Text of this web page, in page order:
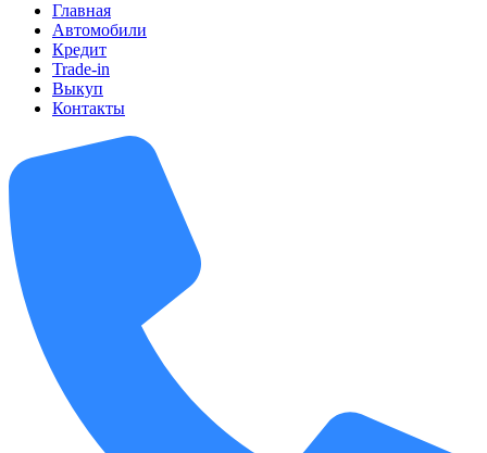
Главная
Автомобили
Кредит
Trade-in
Выкуп
Контакты